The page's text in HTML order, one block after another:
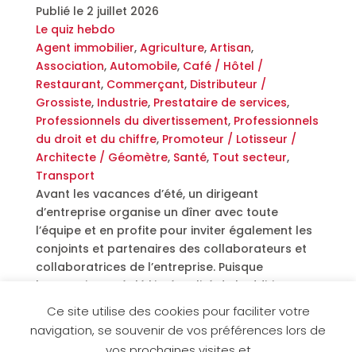
Publié le 2 juillet 2026
Le quiz hebdo
Agent immobilier, Agriculture, Artisan,
Association, Automobile, Café / Hôtel /
Restaurant, Commerçant, Distributeur /
Grossiste, Industrie, Prestataire de services,
Professionnels du divertissement, Professionnels
du droit et du chiffre, Promoteur / Lotisseur /
Architecte / Géomètre, Santé, Tout secteur,
Transport
Avant les vacances d’été, un dirigeant
d’entreprise organise un dîner avec toute
l’équipe et en profite pour inviter également les
conjoints et partenaires des collaborateurs et
collaboratrices de l’entreprise. Puisque
l’entreprise a réglé l’intégralité de l’addition, se
pose la question de la TVA. Par principe, la TVA
acquittée par l’entreprise dans un cadre
professionnel est […]
Ce site utilise des cookies pour faciliter votre
navigation, se souvenir de vos préférences lors de